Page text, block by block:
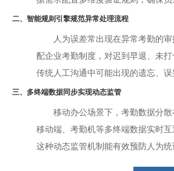
二、智能规则引擎规范异常处理流程
人为误差常出现在异常考勤的
配企业考勤制度，对迟到早退、未
传统人工沟通中可能出现的遗忘、
三、多终端数据同步实现动态监管
移动办公场景下，考勤数据分
移动端、考勤机等多终端数据实时
这种动态监管机制能有效预防人为